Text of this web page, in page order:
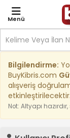
Menü
Kıbrıs
Bilgilendirme:
BuyKibris.com
alışveriş
etkinleştirilecektir.
Not: Altyapı